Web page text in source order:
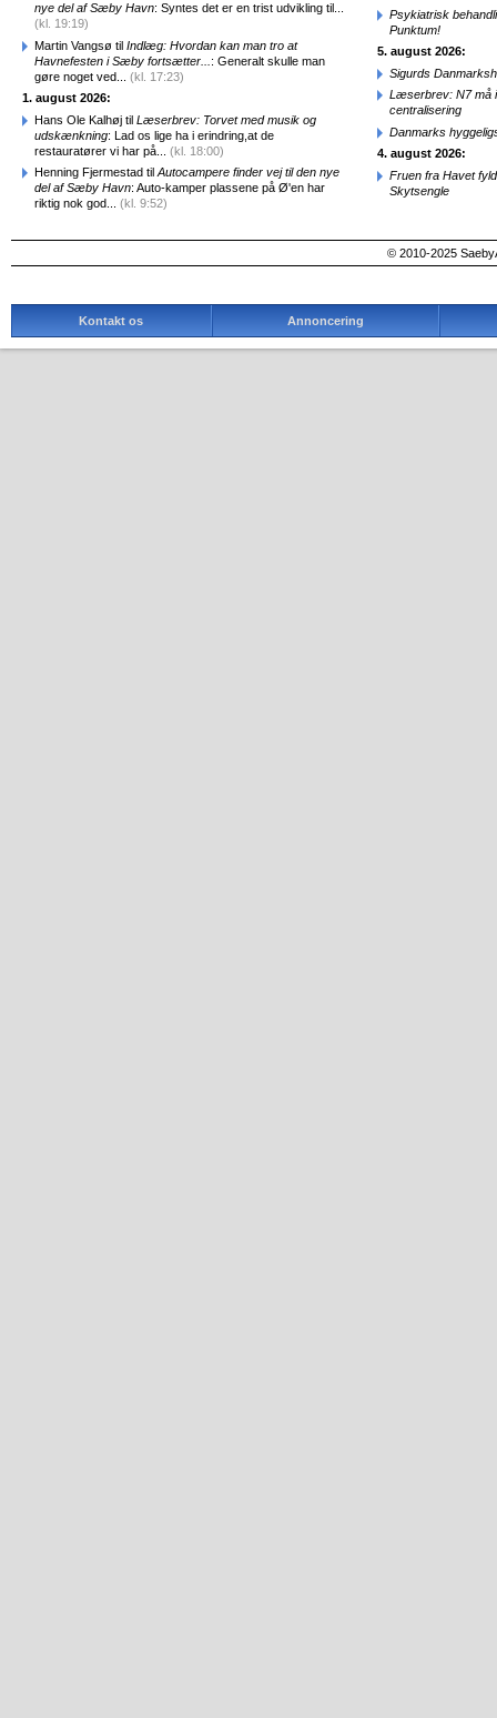
nye del af Sæby Havn: Syntes det er en trist udvikling til...
(kl. 19:19)
Martin Vangsø til Indlæg: Hvordan kan man tro at
Havnefesten i Sæby fortsætter... : Generalt skulle man
gøre noget ved... (kl. 17:23)
1. august 2026:
Hans Ole Kalhøj til Læserbrev: Torvet med musik og
udskænkning: Lad os lige ha i erindring,at de
restauratører vi har på... (kl. 18:00)
Henning Fjermestad til Autocampere finder vej til den nye
del af Sæby Havn: Auto-kamper plassene på Ø'en har
riktig nok god... (kl. 9:52)
Psykiatrisk
Punktum!
5. august 2026:
Sigurds
Læserbrev: N7 må
centralisering
Danmarks
4. august 2026:
Fruen fra Havet
Skytsengle
© 2010-2025
Kontakt os Annoncering